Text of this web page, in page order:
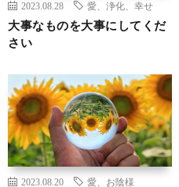
2023.08.28 愛、浄化、幸せ
大事なものを大事にしてくだ
さい
2023.08.20 愛、お陰様